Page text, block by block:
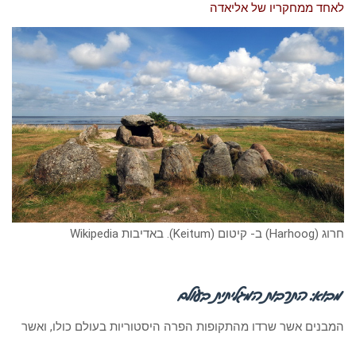
לאחד ממחקריו של אליאדה
חרוג (Harhoog) ב- קיטום (Keitum). באדיבות Wikipedia
מבוא: התרבות המגליתית בעולם
המבנים אשר שרדו מהתקופות הפרה היסטוריות בעולם כולו, ואשר